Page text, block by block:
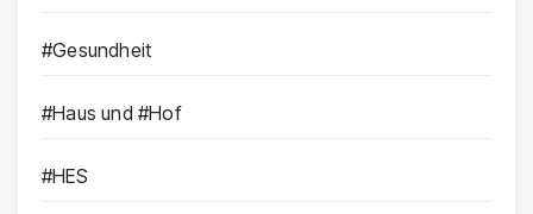
#Gesundheit
#Haus und #Hof
#HES